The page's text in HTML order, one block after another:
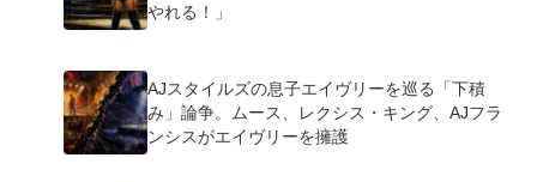
やれる！」
AJスタイルズの息子エイヴリーを巡る「下積
み」論争。ムース、レクシス・キング、AJフラ
ンシスがエイヴリーを擁護